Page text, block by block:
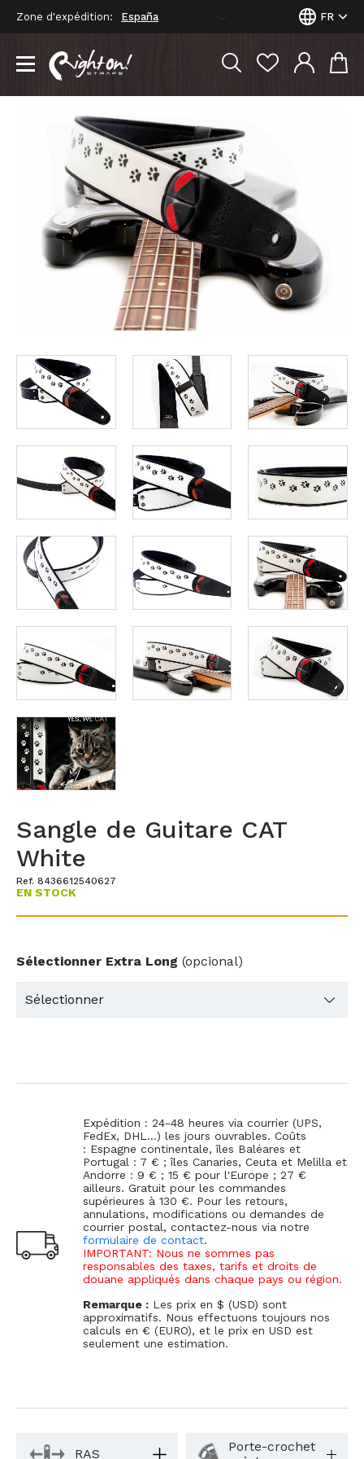
Zone d'expédition: FR
Sangle de Guitare CAT
White
Ref. 8436612540627
EN STOCK
Sélectionner Extra Long (opcional)
Expédition : 24-48 heures via courrier (UPS,
FedEx, DHL...) les jours ouvrables. Coûts
: Espagne continentale, îles Baléares et
Portugal : 7 € ; îles Canaries, Ceuta et Melilla et
Andorre : 9 € ; 15 € pour l'Europe ; 27 €
ailleurs. Gratuit pour les commandes
supérieures à 130 €. Pour les retours,
annulations, modifications ou demandes de
courrier postal, contactez-nous via notre
formulaire de contact.
IMPORTANT: Nous ne sommes pas
responsables des taxes, tarifs et droits de
douane appliqués dans chaque pays ou région.
Remarque : Les prix en $ (USD) sont
approximatifs. Nous effectuons toujours nos
calculs en € (EURO), et le prix en USD est
seulement une estimation.
RAS
Porte-crochet